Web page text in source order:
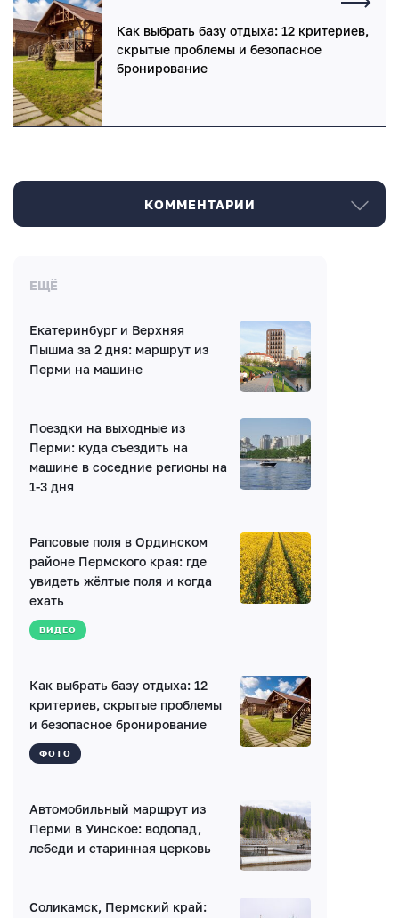
Как выбрать базу отдыха: 12 критериев,
скрытые проблемы и безопасное
бронирование
КОММЕНТАРИИ
Нет комментариев
Написать комментарий
Имя*
E-mail (будет скрыто)
Ваш комментарий
Введите код:
ЕЩЁ
Екатеринбург и Верхняя
Пышма за 2 дня: маршрут из
Перми на машине
Поездки на выходные из
Перми: куда съездить на
машине в соседние регионы на
1-3 дня
Рапсовые поля в Ординском
районе Пермского края: где
увидеть жёлтые поля и когда
ехать
ВИДЕО
Как выбрать базу отдыха: 12
критериев, скрытые проблемы
и безопасное бронирование
ФОТО
Автомобильный маршрут из
Перми в Уинское: водопад,
лебеди и старинная церковь
Соликамск, Пермский край: